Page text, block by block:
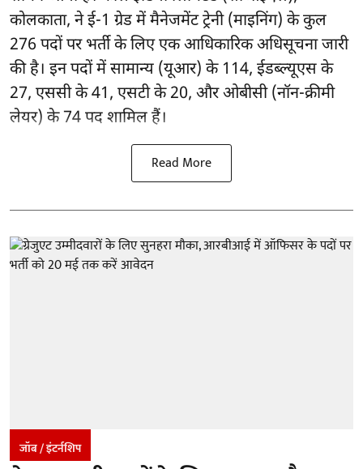
कोलकाता, ने ई-1 ग्रेड में मैनेजमेंट ट्रेनी (माइनिंग) के कुल
276 पदों पर भर्ती के लिए एक आधिकारिक अधिसूचना जारी
की है। इन पदों में सामान्य (यूआर) के 114, ईडब्ल्यूएस के
27, एससी के 41, एसटी के 20, और ओबीसी (नॉन-क्रीमी
लेयर) के 74 पद शामिल हैं।
Read More
जॉब / इंटर्नशिप